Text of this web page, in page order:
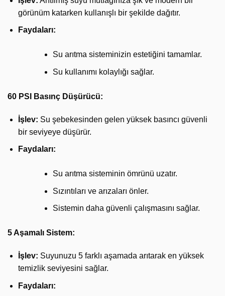
görünüm katarken kullanışlı bir şekilde dağıtır.
Faydaları:
Su arıtma sisteminizin estetiğini tamamlar.
Su kullanımı kolaylığı sağlar.
60 PSI Basınç Düşürücü:
İşlev: Su şebekesinden gelen yüksek basıncı güvenli
bir seviyeye düşürür.
Faydaları:
Su arıtma sisteminin ömrünü uzatır.
Sızıntıları ve arızaları önler.
Sistemin daha güvenli çalışmasını sağlar.
5 Aşamalı Sistem:
İşlev: Suyunuzu 5 farklı aşamada arıtarak en yüksek
temizlik seviyesini sağlar.
Faydaları: